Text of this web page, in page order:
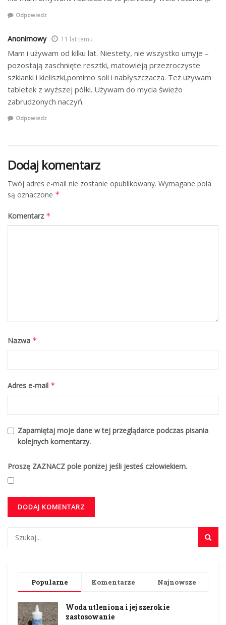
Odpowiedz
Anonimowy 11 lat temu
Mam i używam od kilku lat. Niestety, nie wszystko umyje –
pozostają zaschnięte resztki, matowieją przezroczyste
szklanki i kieliszki,pomimo soli i nabłyszczacza. Też używam
tabletek z wyższej półki. Używam do mycia świeżo
zabrudzonych naczyń.
Odpowiedz
Dodaj komentarz
Twój adres e-mail nie zostanie opublikowany. Wymagane pola
są oznaczone *
Komentarz *
Nazwa *
Adres e-mail *
Zapamiętaj moje dane w tej przeglądarce podczas pisania
kolejnych komentarzy.
Proszę ZAZNACZ pole poniżej jeśli jesteś człowiekiem.
Popularne Komentarze Najnowsze
Woda utleniona i jej szerokie
zastosowanie